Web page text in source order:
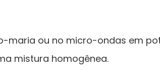
maria ou no micro-ondas em
mistura homogênea.